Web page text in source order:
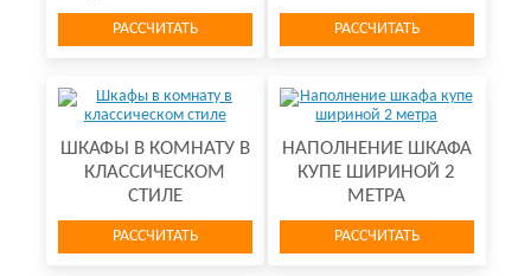
РАССЧИТАТЬ РАССЧИТАТЬ
ШКАФЫ В КОМНАТУ В
КЛАССИЧЕСКОМ
СТИЛЕ
РАССЧИТАТЬ
НАПОЛНЕНИЕ ШКАФА
КУПЕ ШИРИНОЙ 2
МЕТРА
РАССЧИТАТЬ